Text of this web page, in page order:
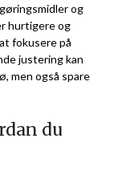
og
hurtigere og
fokusere på
justering kan
men også spare
du